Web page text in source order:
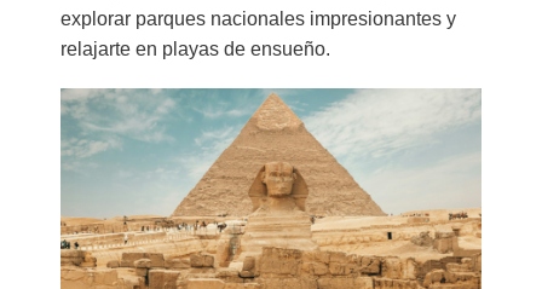
explorar parques nacionales impresionantes y
relajarte en playas de ensueño.